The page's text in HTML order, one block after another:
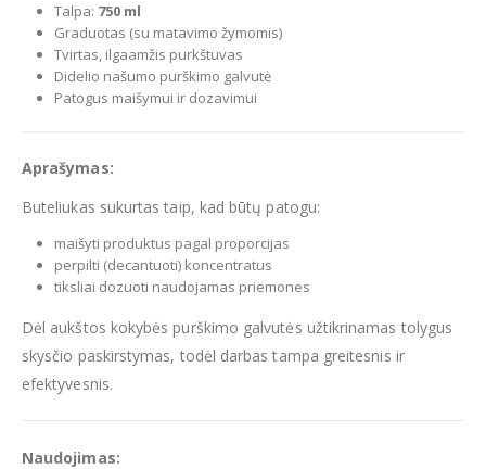
Talpa: 750 ml
Graduotas (su matavimo žymomis)
Tvirtas, ilgaamžis purkštuvas
Didelio našumo purškimo galvutė
Patogus maišymui ir dozavimui
Aprašymas:
Buteliukas sukurtas taip, kad būtų patogu:
maišyti produktus pagal proporcijas
perpilti (decantuoti) koncentratus
tiksliai dozuoti naudojamas priemones
Dėl aukštos kokybės purškimo galvutės užtikrinamas tolygus
skysčio paskirstymas, todėl darbas tampa greitesnis ir
efektyvesnis.
Naudojimas: